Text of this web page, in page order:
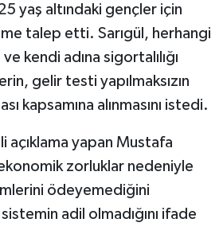
yaş altındaki gençler için
talep etti. Sarıgül, herhangi
kendi adına sigortalılığı
gelir testi yapılmaksızın
kapsamına alınmasını istedi.
açıklama yapan Mustafa
zorluklar nedeniyle
ödeyemediğini
adil olmadığını ifade